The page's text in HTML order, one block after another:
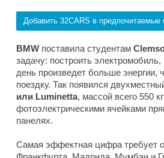
Добавить 32CARS в предпочитаемые
BMW поставила студентам
задачу: построить
день произведет больше энергии,
поездку. Так появился
или Luminetta, массой всего 550
фотоэлектрическими ячейками
панелях.
Самая эффектная цифра требует